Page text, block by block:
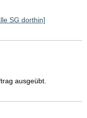
SG dorthin]
ausgeübt.